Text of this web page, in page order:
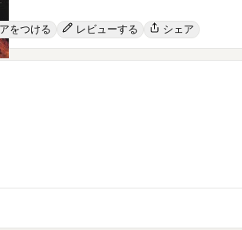
をつける レビューする シェア